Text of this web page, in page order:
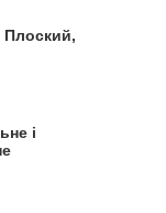
Плоский,
і